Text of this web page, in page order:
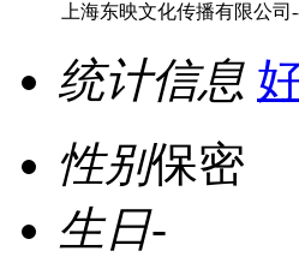
上海东映文化传播有限公司
统计信息
性别保密
生日-